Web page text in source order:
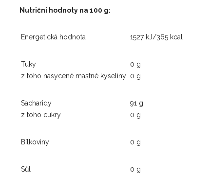
Nutriční hodnoty na 100 g:
Energetická hodnota 1527 kJ/365 kcal
Tuky
z toho nasycené mastné kyseliny
0 g
0 g
Sacharidy
z toho cukry
91 g
0 g
Bílkoviny 0 g
Sůl 0 g